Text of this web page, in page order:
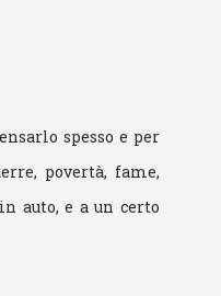
spesso e per
povertà, fame,
auto, e a un certo